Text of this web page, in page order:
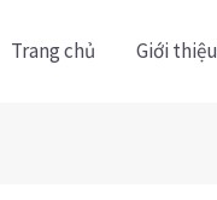
Trang chủ Giới thiệu